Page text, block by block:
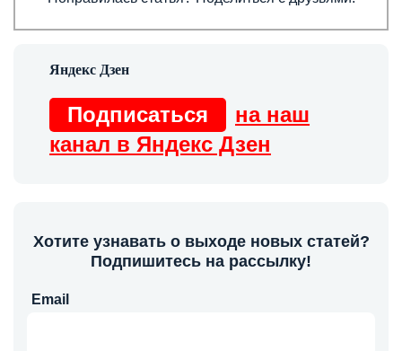
Подписаться
на наш
канал в Яндекс Дзен
Хотите узнавать о выходе новых статей?
Подпишитесь на рассылку!
Email